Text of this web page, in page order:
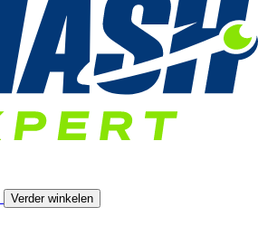
Verder winkelen